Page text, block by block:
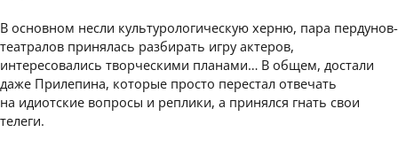
В основном несли культурологическую херню, пара пердунов-
театралов принялась разбирать игру актеров,
интересовались творческими планами… В общем, достали
даже Прилепина, которые просто перестал отвечать
на идиотские вопросы и реплики, а принялся гнать свои
телеги.